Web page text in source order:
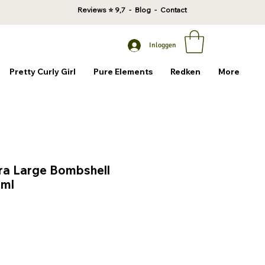
Reviews⭐ 9,7 - Blog- Contact
Inloggen
Pretty Curly Girl Pure Elements Redken More
Large Bombshell